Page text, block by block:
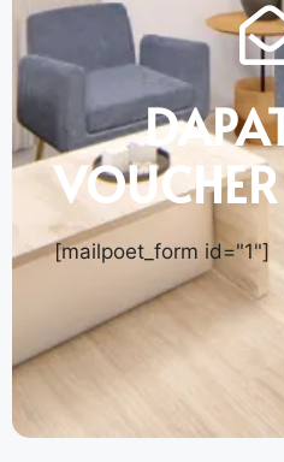
[mailpoet_form id="1"]